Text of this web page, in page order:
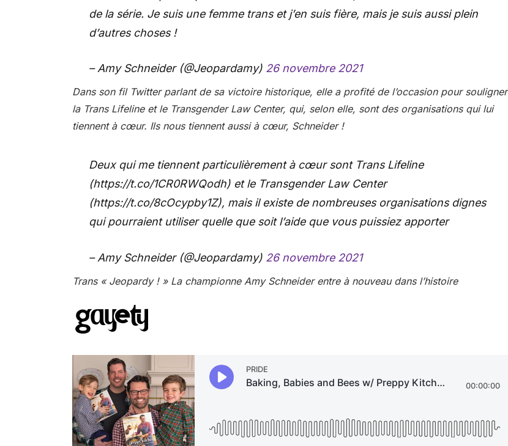
de la série. Je suis une femme trans et j’en suis fière, mais je suis aussi plein
d’autres choses !
– Amy Schneider (@Jeopardamy) 26 novembre 2021
Dans son fil Twitter parlant de sa victoire historique, elle a profité de l’occasion pour souligner
la Trans Lifeline et le Transgender Law Center, qui, selon elle, sont des organisations qui lui
tiennent à cœur. Ils nous tiennent aussi à cœur, Schneider !
Deux qui me tiennent particulièrement à cœur sont Trans Lifeline
(https://t.co/1CR0RWQodh) et le Transgender Law Center
(https://t.co/8cOcypby1Z), mais il existe de nombreuses organisations dignes
qui pourraient utiliser quelle que soit l’aide que vous puissiez apporter
– Amy Schneider (@Jeopardamy) 26 novembre 2021
Trans « Jeopardy ! » La championne Amy Schneider entre à nouveau dans l’histoire